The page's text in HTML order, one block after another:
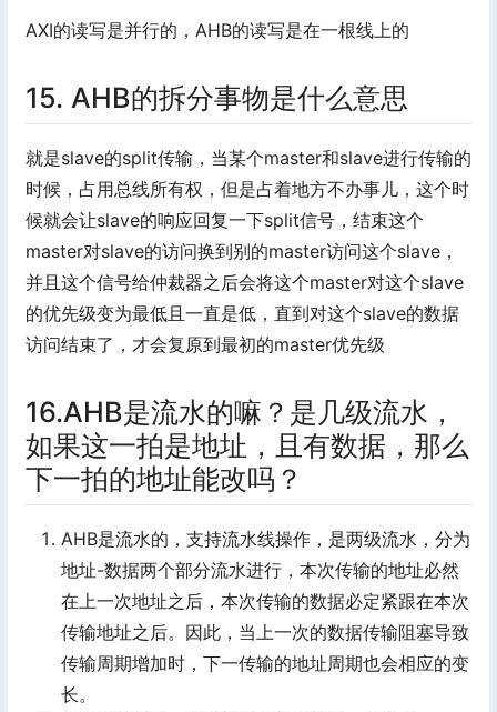
AXI的读写是并行的，AHB的读写是在一根线上的
15. AHB的拆分事物是什么意思
就是slave的split传输，当某个master和slave进行传输的
时候，占用总线所有权，但是占着地方不办事儿，这个时
候就会让slave的响应回复一下split信号，结束这个
master对slave的访问换到别的master访问这个slave，
并且这个信号给仲裁器之后会将这个master对这个slave
的优先级变为最低且一直是低，直到对这个slave的数据
访问结束了，才会复原到最初的master优先级
16.AHB是流水的嘛？是几级流水，
如果这一拍是地址，且有数据，那么
下一拍的地址能改吗？
AHB是流水的，支持流水线操作，是两级流水，分为
地址-数据两个部分流水进行，本次传输的地址必然
在上一次地址之后，本次传输的数据必定紧跟在本次
传输地址之后。因此，当上一次的数据传输阻塞导致
传输周期增加时，下一传输的地址周期也会相应的变
长。